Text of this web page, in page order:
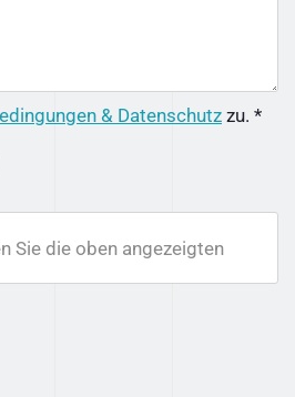
& Datenschutzzu. *
Sie die oben angezeigten